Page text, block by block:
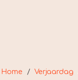
Home / Verjaardag